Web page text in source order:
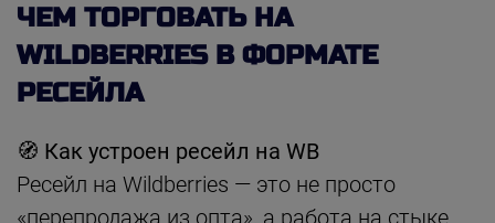
ЧЕМ ТОРГОВАТЬ НА
WILDBERRIES В ФОРМАТЕ
РЕСЕЙЛА
🧭 Как устроен ресейл на WB
Ресейл на Wildberries — это не просто
«перепродажа из опта», а работа на стыке